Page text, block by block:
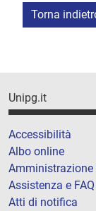
Torna
Unipg.it
Accessibilità
Albo online
Amministrazione
Assistenza e FAQ
Atti di notifica